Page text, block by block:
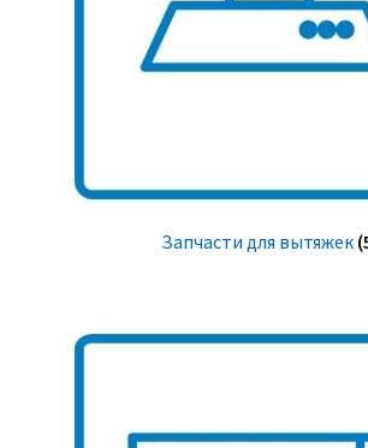
Запчасти для вытяжек